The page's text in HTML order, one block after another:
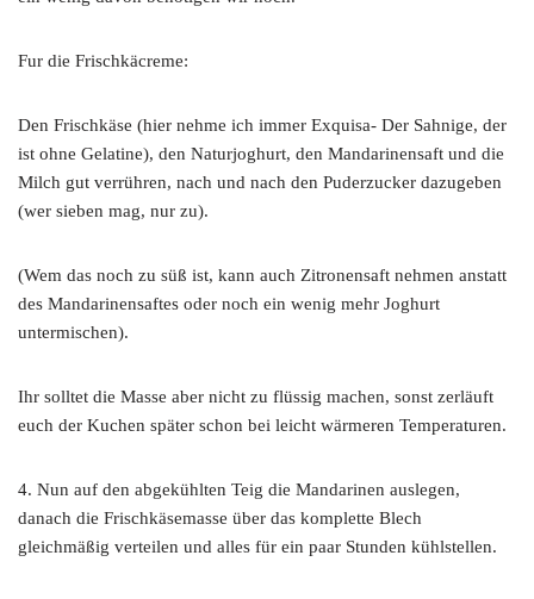
Fur die Frischkäcreme:
Den Frischkäse (hier nehme ich immer Exquisa- Der Sahnige, der
ist ohne Gelatine), den Naturjoghurt, den Mandarinensaft und die
Milch gut verrühren, nach und nach den Puderzucker dazugeben
(wer sieben mag, nur zu).
(Wem das noch zu süß ist, kann auch Zitronensaft nehmen anstatt
des Mandarinensaftes oder noch ein wenig mehr Joghurt
untermischen).
Ihr solltet die Masse aber nicht zu flüssig machen, sonst zerläuft
euch der Kuchen später schon bei leicht wärmeren Temperaturen.
4. Nun auf den abgekühlten Teig die Mandarinen auslegen,
danach die Frischkäsemasse über das komplette Blech
gleichmäßig verteilen und alles für ein paar Stunden kühlstellen.